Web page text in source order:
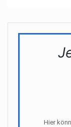
Hier